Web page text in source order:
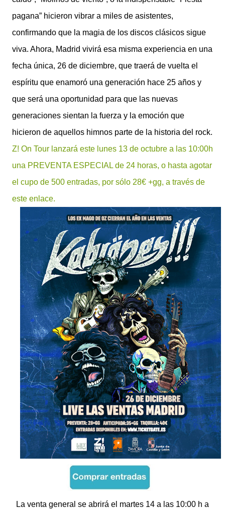
pagana” hicieron vibrar a miles de asistentes,
confirmando que la magia de los discos clásicos sigue
viva. Ahora, Madrid vivirá esa misma experiencia en una
fecha única, 26 de diciembre, que traerá de vuelta el
espíritu que enamoró una generación hace 25 años y
que será una oportunidad para que las nuevas
generaciones sientan la fuerza y la emoción que
hicieron de aquellos himnos parte de la historia del rock.
Z! On Tour lanzará este lunes 13 de octubre a las 10:00h
una PREVENTA ESPECIAL de 24 horas, o hasta agotar
el cupo de 500 entradas, por sólo 28€ +gg, a través de
este enlace.
La venta general se abrirá el martes 14 a las 10:00 h a